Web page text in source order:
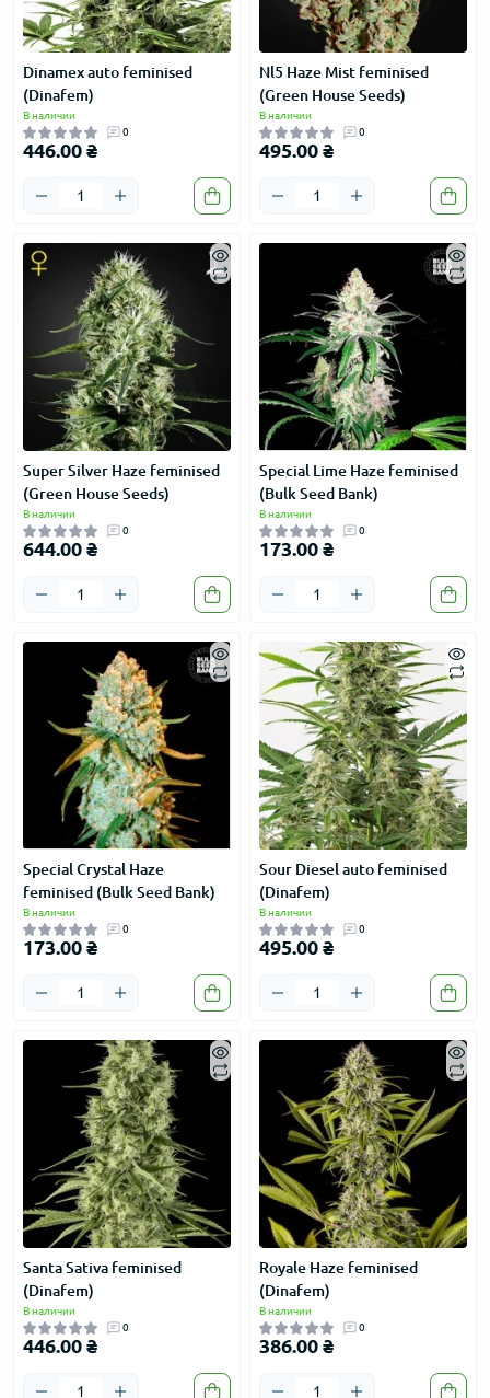
Dinamex auto feminised
(Dinafem)
В наличии
0
446.00 ₴
Nl5 Haze Mist feminised
(Green House Seeds)
В наличии
0
495.00 ₴
Super Silver Haze feminised
(Green House Seeds)
В наличии
0
644.00 ₴
Special Lime Haze feminised
(Bulk Seed Bank)
В наличии
0
173.00 ₴
Special Crystal Haze
feminised (Bulk Seed Bank)
В наличии
0
173.00 ₴
Sour Diesel auto feminised
(Dinafem)
В наличии
0
495.00 ₴
Santa Sativa feminised
(Dinafem)
В наличии
0
446.00 ₴
Royale Haze feminised
(Dinafem)
В наличии
0
386.00 ₴